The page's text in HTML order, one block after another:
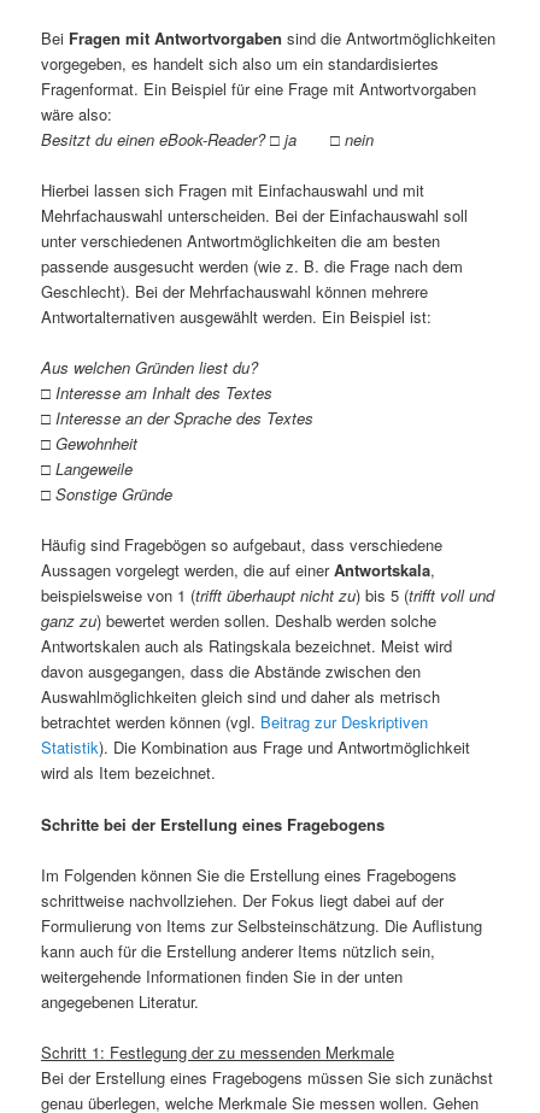
Bei Fragen mit Antwortvorgaben sind die Antwortmöglichkeiten
vorgegeben, es handelt sich also um ein standardisiertes
Fragenformat. Ein Beispiel für eine Frage mit Antwortvorgaben
wäre also:
Besitzt du einen eBook-Reader? □ ja □ nein
Hierbei lassen sich Fragen mit Einfachauswahl und mit
Mehrfachauswahl unterscheiden. Bei der Einfachauswahl soll
unter verschiedenen Antwortmöglichkeiten die am besten
passende ausgesucht werden (wie z. B. die Frage nach dem
Geschlecht). Bei der Mehrfachauswahl können mehrere
Antwortalternativen ausgewählt werden. Ein Beispiel ist:
Aus welchen Gründen liest du?
□ Interesse am Inhalt des Textes
□ Interesse an der Sprache des Textes
□ Gewohnheit
□ Langeweile
□ Sonstige Gründe
Häufig sind Fragebögen so aufgebaut, dass verschiedene
Aussagen vorgelegt werden, die auf einerAntwortskala,
beispielsweise von 1 (trifft überhaupt nicht zu) bis 5 (trifft voll und
ganz zu) bewertet werden sollen. Deshalb werden solche
Antwortskalen auch als Ratingskala bezeichnet. Meist wird
davon ausgegangen, dass die Abstände zwischen den
Auswahlmöglichkeiten gleich sind und daher als metrisch
betrachtet werden können (vgl. Beitrag zur Deskriptiven
Statistik). Die Kombination aus Frage und Antwortmöglichkeit
wird als Item bezeichnet.
Schritte bei der Erstellung eines Fragebogens
Im Folgenden können Sie die Erstellung eines Fragebogens
schrittweise nachvollziehen. Der Fokus liegt dabei auf der
Formulierung von Items zur Selbsteinschätzung. Die Auflistung
kann auch für die Erstellung anderer Items nützlich sein,
weitergehende Informationen finden Sie in der unten
angegebenen Literatur.
Schritt 1: Festlegung der zu messenden Merkmale
Bei der Erstellung eines Fragebogens müssen Sie sich zunächst
genau überlegen, welche Merkmale Sie messen wollen. Gehen